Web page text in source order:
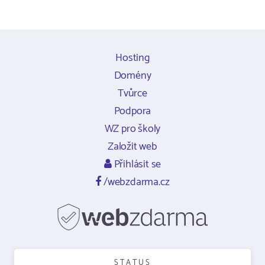
Hosting
Domény
Tvůrce
Podpora
WZ pro školy
Založit web
Přihlásit se
/webzdarma.cz